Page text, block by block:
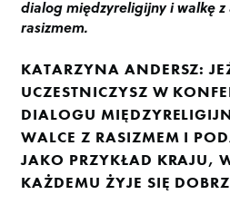
dialog międzyreligijny i walkę
rasizmem.
KATARZYNA ANDERSZ:
UCZESTNICZYSZ W
DIALOGU
WALCE Z RASIZMEM I
JAKO PRZYKŁAD KRAJU,
KAŻDEMU ŻYJE SIĘ